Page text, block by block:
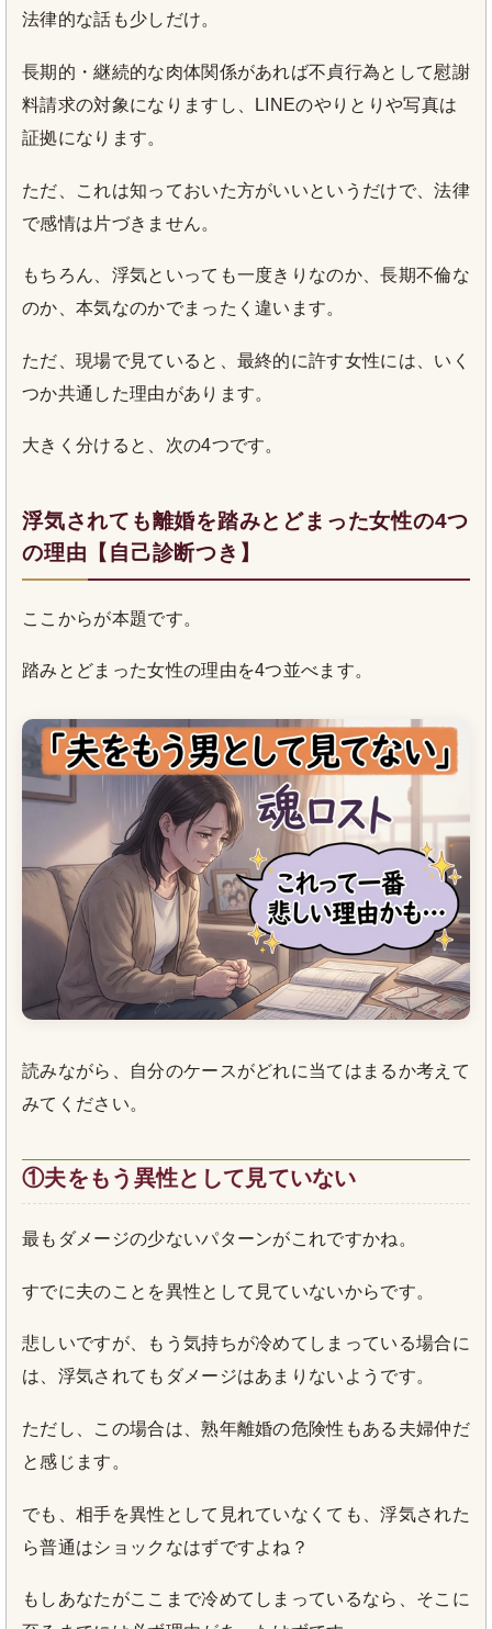
法律的な話も少しだけ。
長期的・継続的な肉体関係があれば不貞行為として慰謝
料請求の対象になりますし、LINEのやりとりや写真は
証拠になります。
ただ、これは知っておいた方がいいというだけで、法律
で感情は片づきません。
もちろん、浮気といっても一度きりなのか、長期不倫な
のか、本気なのかでまったく違います。
ただ、現場で見ていると、最終的に許す女性には、いく
つか共通した理由があります。
大きく分けると、次の4つです。
浮気されても離婚を踏みとどまった女性の4つ
の理由【自己診断つき】
ここからが本題です。
踏みとどまった女性の理由を4つ並べます。
読みながら、自分のケースがどれに当てはまるか考えて
みてください。
①夫をもう異性として見ていない
最もダメージの少ないパターンがこれですかね。
すでに夫のことを異性として見ていないからです。
悲しいですが、もう気持ちが冷めてしまっている場合に
は、浮気されてもダメージはあまりないようです。
ただし、この場合は、熟年離婚の危険性もある夫婦仲だ
と感じます。
でも、相手を異性として見れていなくても、浮気された
ら普通はショックなはずですよね？
もしあなたがここまで冷めてしまっているなら、そこに